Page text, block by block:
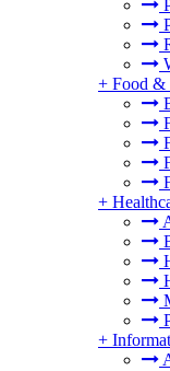
+ Food &
+
+